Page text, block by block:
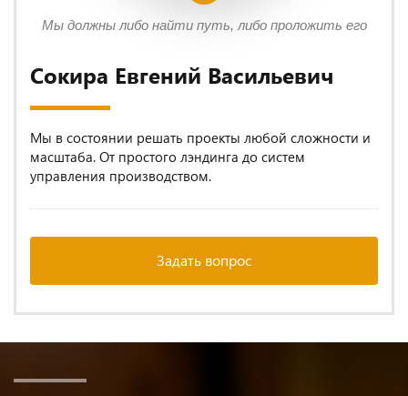
Сокира Евгений Васильевич
Мы в состоянии решать проекты любой сложности и
масштаба. От простого лэндинга до систем
управления производством.
Задать вопрос
Мы должны либо найти путь, либо проложить его